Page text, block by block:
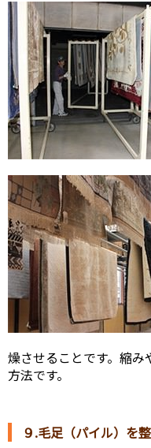
燥させることです。縮
方法です。
９.毛足（パイル）を